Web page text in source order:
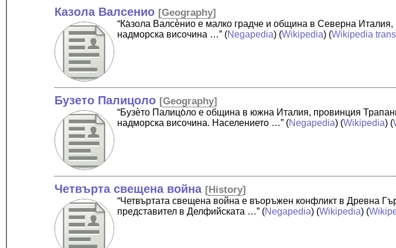
Казола Валсенио [Geography]
“Ка̀зола Валсѐнио е малко градче и община в Северна
надморска височина …” (Negapedia) (Wikipedia) (Wikipedia
Бузето Палицоло [Geography]
“Бузѐто Палицо̀ло е община в южна Италия, провинция
надморска височина. Населението …” (Negapedia) (Wikipedia) (
Четвърта свещена война [History]
“Четвъртата свещена война е въоръжен конфликт в Древна
представител в Делфийската …” (Negapedia) (Wikipedia) (